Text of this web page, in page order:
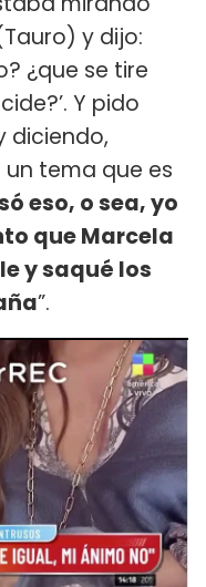
y dijo:
¿que se tire
Y pido
diciendo,
tema que es
eso, o sea, yo
que Marcela
y saqué los
”.